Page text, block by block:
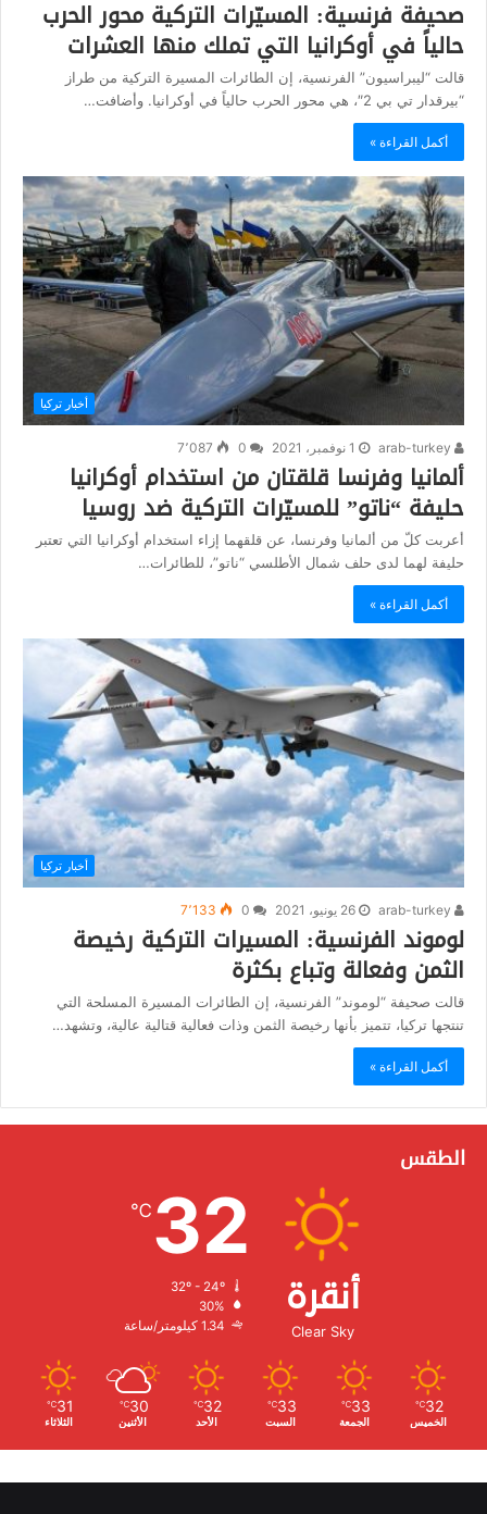
صحيفة فرنسية: المسيّرات التركية محور الحرب
حالياً في أوكرانيا التي تملك منها العشرات
قالت “ليبراسيون” الفرنسية، إن الطائرات المسيرة التركية من طراز
“بيرقدار تي بي 2″، هي محور الحرب حالياً في أوكرانيا. وأضافت…
أكمل القراءة »
أخبار تركيا
1 نوفمبر، 2021 7٬087
ألمانيا وفرنسا قلقتان من استخدام أوكرانيا
حليفة “ناتو” للمسيّرات التركية ضد روسيا
أعربت كلّ من ألمانيا وفرنسا، عن قلقهما إزاء استخدام أوكرانيا التي تعتبر
حليفة لهما لدى حلف شمال الأطلسي “ناتو”، للطائرات…
أكمل القراءة »
أخبار تركيا
26 يونيو، 2021 7٬133
لوموند الفرنسية: المسيرات التركية رخيصة
الثمن وفعالة وتباع بكثرة
قالت صحيفة “لوموند” الفرنسية، إن الطائرات المسيرة المسلحة التي
تنتجها تركيا، تتميز بأنها رخيصة الثمن وذات فعالية قتالية عالية، وتشهد…
أكمل القراءة »
الطقس
أنقرة
Clear Sky
32
℃
الرطوبة:
الرياح:
32
℃
الخميس
33
℃
الجمعة
33
℃
السبت
32
℃
الأحد
30
℃
الأثنين
31
℃
الثلاثاء